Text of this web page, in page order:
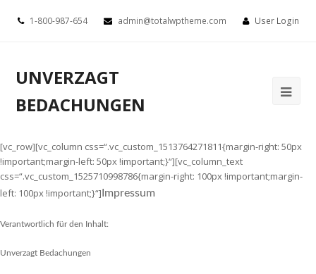
1-800-987-654 admin@totalwptheme.com User Login
UNVERZAGT
BEDACHUNGEN
[vc_row][vc_column css=“.vc_custom_1513764271811{margin-right: 50px
!important;margin-left: 50px !important;}“][vc_column_text
css=“.vc_custom_1525710998786{margin-right: 100px !important;margin-
left: 100px !important;}“] Impressum
Verantwortlich für den Inhalt:
Unverzagt Bedachungen